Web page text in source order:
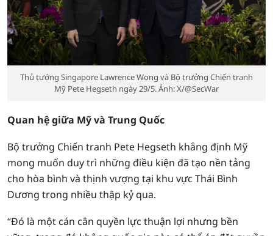
Thủ tướng Singapore Lawrence Wong và Bộ trưởng Chiến tranh
Mỹ Pete Hegseth ngày 29/5. Ảnh: X/@SecWar
Quan hệ giữa Mỹ và Trung Quốc
Bộ trưởng Chiến tranh Pete Hegseth khẳng định Mỹ
mong muốn duy trì những điều kiện đã tạo nền tảng
cho hòa bình và thịnh vượng tại khu vực Thái Bình
Dương trong nhiều thập kỷ qua.
“Đó là một cán cân quyền lực thuận lợi nhưng bền